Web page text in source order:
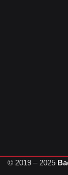
© 2019 – 2025